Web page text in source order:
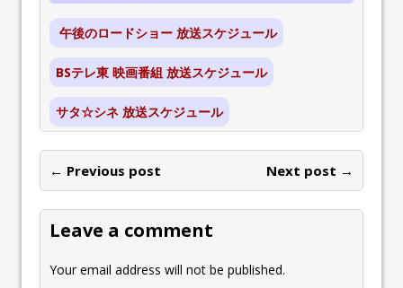
午後のロードショー 放送スケジュール
BSテレ東 映画番組 放送スケジュール
サタ☆シネ 放送スケジュール
← Previous post Next post →
Leave a comment
Your email address will not be published.